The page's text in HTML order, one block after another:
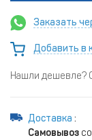
Заказать
Добавить в
Нашли дешевле?
Доставка :
Самовывоз